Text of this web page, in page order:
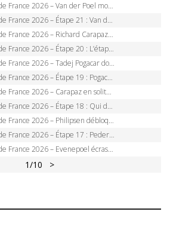
2026 – Van der Poel monumental à Paris, Pogacar égale le record des cinq sacres
– Étape 21 : Van der Poel, Pogacar, qui succédera à Wout van Aert sur les Champs-Elysées ?
– Richard Carapaz roi des Alpes, doublé et maillot à pois, Seixas perd le podium
– Étape 20 : L’étape reine, Galibier, Sarenne, Alpe d’Huez, qui succédera à Pogacar ?
– Tadej Pogacar dompte l’Alpe d’Huez, 5e victoire, record de Pantani pulvérisé
2026 – Étape 19 : Pogacar peut-il enfin dompter l’Alpe d’Huez ?
– Carapaz en solitaire à Orcières-Merlette, Paret-Peintre à un point du maillot à pois
– Étape 18 : Qui domptera Orcières-Merlette, première marche vers l’Alpe d’Huez ?
– Philipsen débloque son compteur à Voiron, Pedersen en danger pour le maillot vert
2026 – Étape 17 : Pedersen peut-il verrouiller le maillot vert à Voiron ?
2026 – Evenepoel écrase le chrono d’Évian, Seixas 4e, Lipowitz abandonne
1/10 >